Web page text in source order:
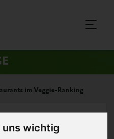
uns wichtig
im Veggie-Ranking